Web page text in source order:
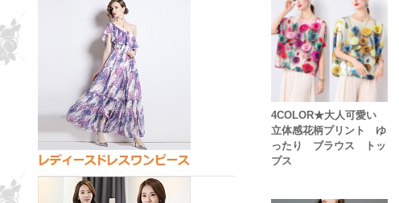
4COLOR★大人可愛い
立体感花柄プリント ゆ
ったり ブラウス トッ
プス